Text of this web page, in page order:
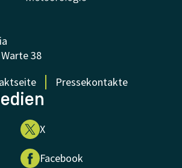
38
Pressekontakte
X
Facebook